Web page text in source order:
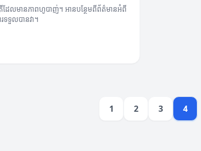
រីដែលមានភាពហូបាញ់។ អានបន្ថែមពីព័ត៌មានអំពី
ទទួលបានវា។
1 2 3 4